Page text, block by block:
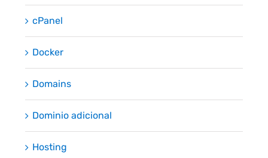
cPanel
Docker
Domains
Dominio adicional
Hosting